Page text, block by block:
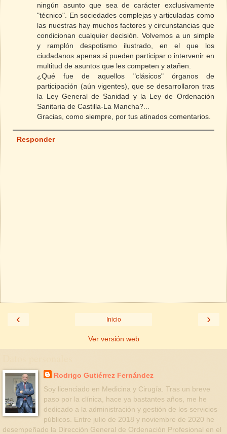
ningún asunto que sea de carácter exclusivamente
"técnico". En sociedades complejas y articuladas como
las nuestras hay muchos factores y circunstancias que
condicionan cualquier decisión. Volvemos a un simple
y ramplón despotismo ilustrado, en el que los
ciudadanos apenas si pueden participar o intervenir en
multitud de asuntos que les competen y atañen.
¿Qué fue de aquellos "clásicos" órganos de
participación (aún vigentes), que se desarrollaron tras
la Ley General de Sanidad y la Ley de Ordenación
Sanitaria de Castilla-La Mancha?...
Gracias, como siempre, por tus atinados comentarios.
Responder
‹ ›
Inicio
Ver versión web
Rodrigo Gutiérrez Fernández
Soy licenciado en Medicina y Cirugía. Tras un breve
paso por la clínica, hace ya bastantes años, me he
dedicado a la administración y gestión de los servicios
públicos. Entre julio de 2018 y noviembre de 2020 he
desempeñado la Dirección General de Ordenación Profesional en el